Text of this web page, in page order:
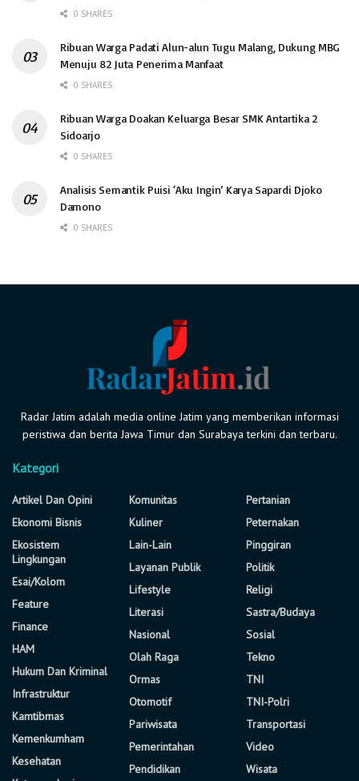
0 SHARES
Ribuan Warga Padati Alun-alun Tugu Malang, Dukung MBG
Menuju 82 Juta Penerima Manfaat
0 SHARES
Ribuan Warga Doakan Keluarga Besar SMK Antartika 2
Sidoarjo
0 SHARES
Analisis Semantik Puisi ‘Aku Ingin’ Karya Sapardi Djoko
Damono
0 SHARES
Radar Jatim adalah media online Jatim yang memberikan informasi
peristiwa dan berita Jawa Timur dan Surabaya terkini dan terbaru.
Kategori
Artikel Dan Opini
Ekonomi Bisnis
Ekosistem
Lingkungan
Esai/Kolom
Feature
Finance
HAM
Hukum Dan Kriminal
Infrastruktur
Kamtibmas
Kemenkumham
Kesehatan
Komunitas
Kuliner
Lain-Lain
Layanan Publik
Lifestyle
Literasi
Nasional
Olah Raga
Ormas
Otomotif
Pariwisata
Pemerintahan
Pendidikan
Pertanian
Peternakan
Pinggiran
Politik
Religi
Sastra/Budaya
Sosial
Tekno
TNI
TNI-Polri
Transportasi
Video
Wisata